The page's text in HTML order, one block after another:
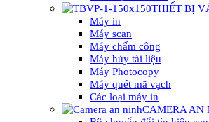
THIẾT BỊ
Máy in
Máy scan
Máy chấm công
Máy hủy tài liệu
Máy Photocopy
Máy quét mã vạch
Các loại máy in
CAMERA AN